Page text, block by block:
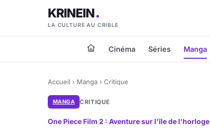
KRINEIN
LA CULTURE AU CRIBLE
Cinéma Séries Manga
Accueil › Manga › Critique
MANGA CRITIQUE
One Piece Film 2 : Aventure sur l'île de l'horloge